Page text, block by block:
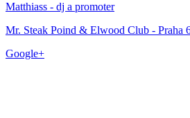
Matthiass - dj a promoter
Mr. Steak Poind & Elwood Club - Praha
Google+